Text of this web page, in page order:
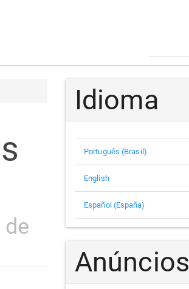
Idioma
Português (Brasil)
English
Español (España)
Anúncios